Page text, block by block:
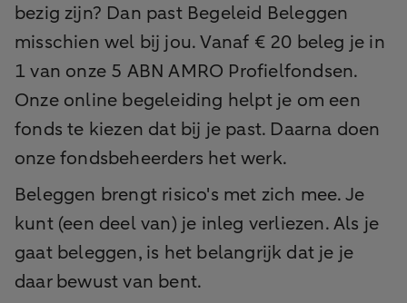
bezig zijn? Dan past Begeleid Beleggen
misschien wel bij jou. Vanaf € 20 beleg je in
1 van onze 5 ABN AMRO Profielfondsen.
Onze online begeleiding helpt je om een
fonds te kiezen dat bij je past. Daarna doen
onze fondsbeheerders het werk.
Beleggen brengt risico's met zich mee. Je
kunt (een deel van) je inleg verliezen. Als je
gaat beleggen, is het belangrijk dat je je
daar bewust van bent.